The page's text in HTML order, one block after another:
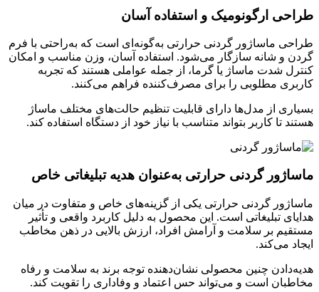
طراحی ارگونومیک و استفاده آسان
طراحی ماساژور گردنی حرارتی به‌گونه‌ای است که به‌راحتی با فرم
گردن و شانه سازگار می‌شود. استفاده آسان، وزن مناسب و امکان
کنترل شدت ماساژ یا گرما، از جمله عواملی هستند که تجربه
کاربری مطلوبی را برای مصرف‌کننده فراهم می‌کنند.
بسیاری از مدل‌ها دارای قابلیت تنظیم حالت‌های مختلف ماساژ
هستند تا کاربر بتواند متناسب با نیاز خود از دستگاه استفاده کند.
ماساژور گردنی حرارتی به‌عنوان هدیه تبلیغاتی خاص
ماساژور گردنی حرارتی یکی از گزینه‌های خاص و متفاوت در میان
هدایای تبلیغاتی است. این محصول به دلیل کاربرد واقعی و تأثیر
مستقیم بر سلامت و آرامش افراد، ارزش بالایی در ذهن مخاطب
ایجاد می‌کند.
هدیه‌دادن چنین محصولی نشان‌دهنده توجه برند به سلامت و رفاه
مخاطبان است و می‌تواند حس اعتماد و وفاداری را تقویت کند.